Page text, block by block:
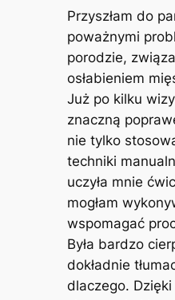
Przyszłam do
poważnymi
porodzie,
osłabieniem
Już po kilku
znaczną
nie tylko
techniki
uczyła mnie
mogłam
wspomagać
Była bardzo
dokładnie
dlaczego.